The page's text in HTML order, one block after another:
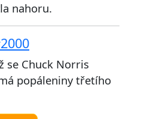
nahoru.
se Chuck Norris
popáleniny třetího